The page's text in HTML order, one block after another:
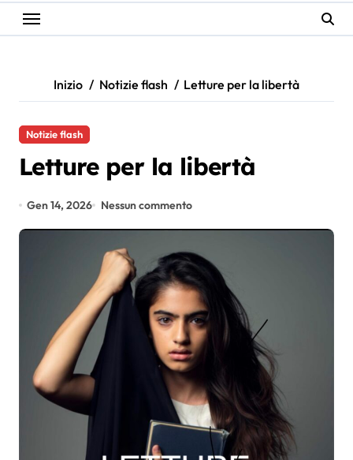
Inizio Notizie flash Letture per la libertà
Notizie flash
Letture per la libertà
Gen 14, 2026 Nessun commento